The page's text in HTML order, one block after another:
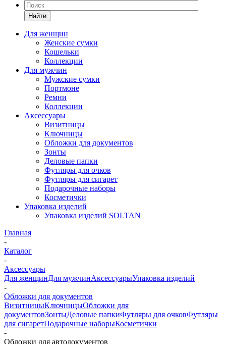
Найти
Для женщин
Женские сумки
Кошельки
Коллекции
Для мужчин
Мужские сумки
Портмоне
Ремни
Коллекции
Аксессуары
Визитницы
Ключницы
Обложки для документов
Зонты
Деловые папки
Футляры для очков
Футляры для сигарет
Подарочные наборы
Косметички
Упаковка изделий
Упаковка изделий SOLTAN
Главная
-
Каталог
-
Аксессуары
Для женщинДля мужчинАксессуарыУпаковка изделий
-
Обложки для документов
ВизитницыКлючницыОбложки для
документовЗонтыДеловые папкиФутляры для очковФутляры
для сигаретПодарочные наборыКосметички
-
Обложки для автодокументов